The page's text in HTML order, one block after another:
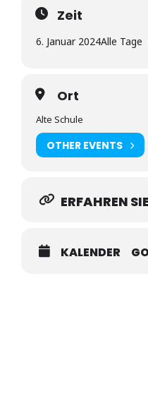
Zeit
6. Januar 2024Alle Tage
Ort
Alte Schule
OTHER EVENTS
ERFAHREN
KALENDER